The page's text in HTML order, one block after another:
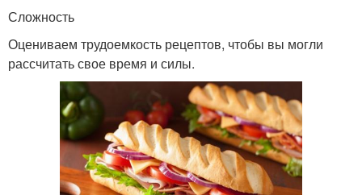
Сложность
Оцениваем трудоемкость рецептов, чтобы вы могли
рассчитать свое время и силы.